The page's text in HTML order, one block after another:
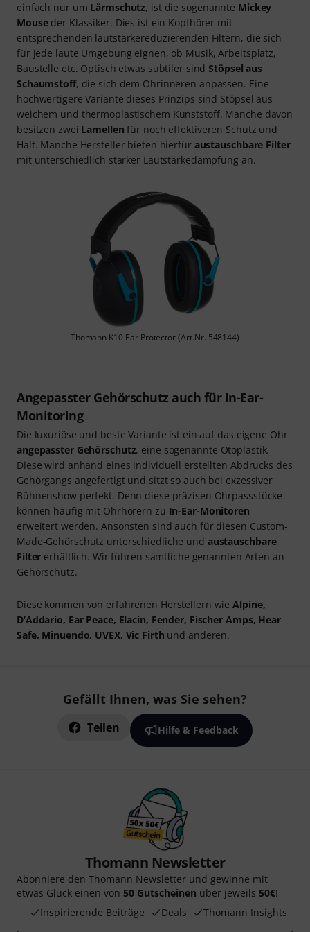
einfach nur um Lärmschutz, ist die sogenannte Mickey
Mouseder Klassiker. Dies ist ein Kopfhörer mit
entsprechenden lautstärkereduzierenden Filtern, die sich
für jede laute Umgebung eignen, ob Musik, Arbeitsplatz,
Baustelle etc. Optisch etwas subtiler sindStöpsel aus
Schaumstoff, die sich dem Ohrinneren anpassen. Eine
hochwertigere Variante dieses Prinzips sind Stöpsel aus
weichem und thermoplastischem Kunststoff. Manche davon
besitzen zwei Lamellen für noch effektiveren Schutz und
Halt. Manche Hersteller bieten hierfür austauschbare Filter
mit unterschiedlich starker Lautstärkedämpfung an.
Thomann K10 Ear Protector (Art.Nr. 548144)
Angepasster Gehörschutz auch für In-Ear-
Monitoring
Die luxuriöse und beste Variante ist ein auf das eigene Ohr
angepasster Gehörschutz, eine sogenannte Otoplastik.
Diese wird anhand eines individuell erstellten Abdrucks des
Gehörgangs angefertigt und sitzt so auch bei exzessiver
Bühnenshow perfekt. Denn diese präzisen Ohrpassstücke
können häufig mit Ohrhörern zu In-Ear-Monitoren
erweitert werden. Ansonsten sind auch für diesen Custom-
Made-Gehörschutz unterschiedliche und austauschbare
Filter erhältlich. Wir führen sämtliche genannten Arten an
Gehörschutz.
Diese kommen von erfahrenen Herstellern wieAlpine,
D’Addario, Ear Peace, Elacin, Fender, Fischer Amps, Hear
Safe, Minuendo, UVEX, Vic Firth und anderen.
Gefällt Ihnen, was Sie sehen?
Teilen Hilfe & Feedback
Thomann Newsletter
Abonniere den Thomann Newsletter und gewinne mit
etwas Glück einen von 50 Gutscheinen über jeweils 50€!
Inspirierende Beiträge
Deals Thomann Insights